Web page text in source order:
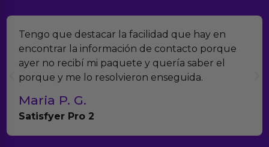
Tengo que destacar la facilidad que hay en
encontrar la información de contacto porque
ayer no recibí mi paquete y quería saber el
porque y me lo resolvieron enseguida.
Maria P. G.
Satisfyer Pro 2